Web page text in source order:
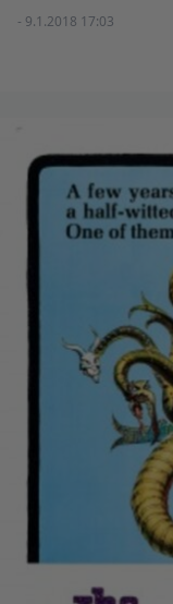
- 9.1.2018 17:03